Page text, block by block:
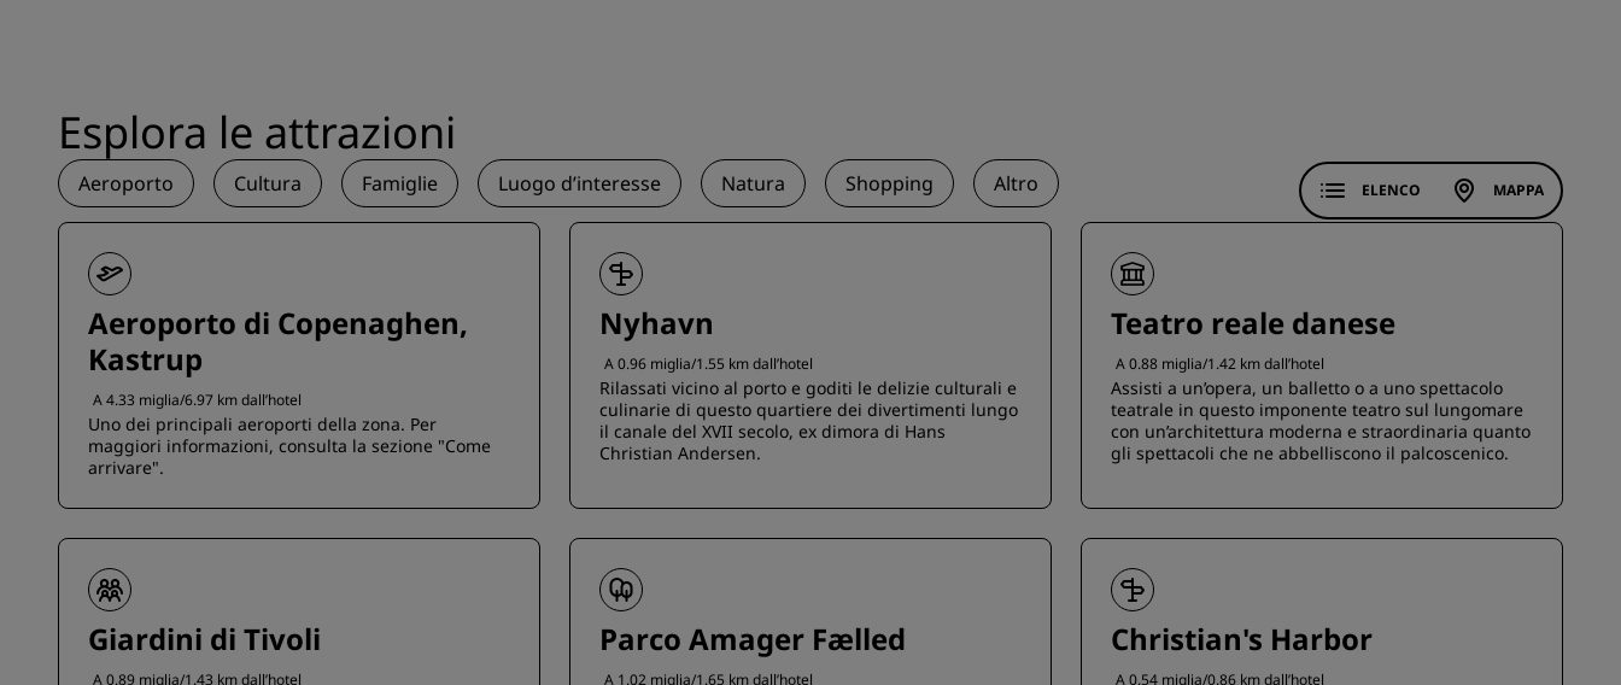
Esplora le attrazioni
Aeroporto Cultura Famiglie Luogo d’interesse Natura Shopping Altro ELENCO MAPPA
Aeroporto di Copenaghen,
Kastrup
A 4.33 miglia/6.97 km dall’hotel
Uno dei principali aeroporti della zona. Per
maggiori informazioni, consulta la sezione "Come
arrivare".
Nyhavn
A 0.96 miglia/1.55 km dall’hotel
Rilassati vicino al porto e goditi le delizie culturali e
culinarie di questo quartiere dei divertimenti lungo
il canale del XVII secolo, ex dimora di Hans
Christian Andersen.
Teatro reale danese
A 0.88 miglia/1.42 km dall’hotel
Assisti a un’opera, un balletto o a uno spettacolo
teatrale in questo imponente teatro sul lungomare
con un’architettura moderna e straordinaria quanto
gli spettacoli che ne abbelliscono il palcoscenico.
Giardini di Tivoli
A 0.89 miglia/1.43 km dall’hotel
Parco Amager Fælled
A 1.02 miglia/1.65 km dall’hotel
Christian's Harbor
A 0.54 miglia/0.86 km dall’hotel